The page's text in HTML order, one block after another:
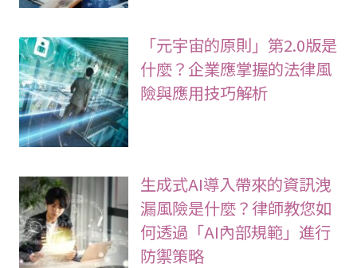
「元宇宙的原則」第2.0版是
什麼？企業應掌握的法律風
險與應用技巧解析
生成式AI導入帶來的資訊洩
漏風險是什麼？律師教您如
何透過「AI內部規範」進行
防禦策略